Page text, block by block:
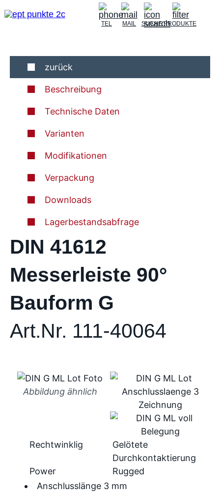
TEL MAIL SUCHEPRODUKTE
zurück
Beschreibung
Technische Daten
Varianten
Modifikationen
Verpackung
Downloads
Lagerbestandsabfrage
DIN 41612
Messerleiste 90°
Bauform G
Art.Nr. 111-40064
Abbildung ähnlich
Anschlusslänge 3 mm
Rechtwinklig
Gelötete
Durchkontaktierung
Power
Rugged